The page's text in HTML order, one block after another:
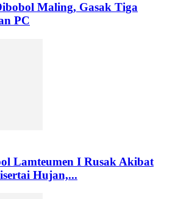
Maling, Gasak Tiga
PC
Lamteumen I Rusak Akibat
Hujan,...